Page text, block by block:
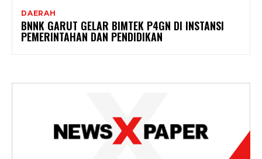
DAERAH
BNNK GARUT GELAR BIMTEK P4GN DI INSTANSI
PEMERINTAHAN DAN PENDIDIKAN